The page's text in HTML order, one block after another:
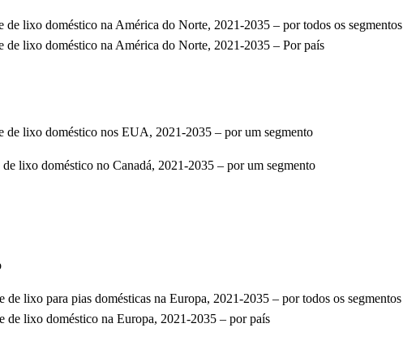
de lixo doméstico na América do Norte, 2021-2035 – por todos os segmentos
de lixo doméstico na América do Norte, 2021-2035 – Por país
de lixo doméstico nos EUA, 2021-2035 – por um segmento
lixo doméstico no Canadá, 2021-2035 – por um segmento
lixo para pias domésticas na Europa, 2021-2035 – por todos os segmentos
de lixo doméstico na Europa, 2021-2035 – por país